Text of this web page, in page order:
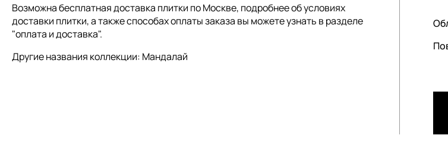
Возможна бесплатная доставка плитки по Москве, подробнее об условиях
доставки плитки, а также способах оплаты заказа вы можете узнать в разделе
"оплата и доставка".
Другие названия коллекции: Мандалай